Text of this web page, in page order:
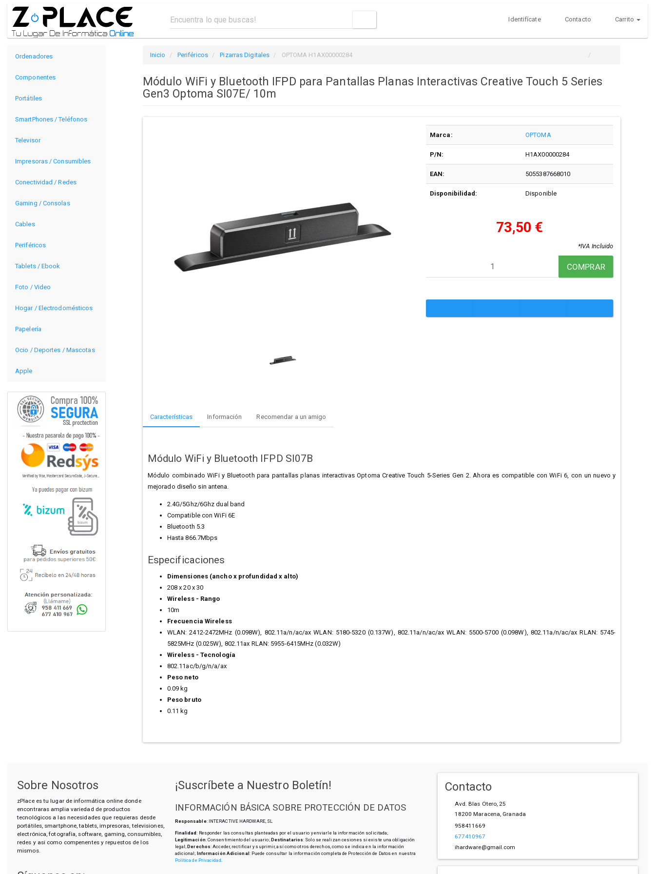
Identifícate Contacto Carrito
Ordenadores
Componentes
Portátiles
SmartPhones / Teléfonos
Televisor
Impresoras / Consumibles
Conectividad / Redes
Gaming / Consolas
Cables
Periféricos
Tablets / Ebook
Foto / Video
Hogar / Electrodomésticos
Papelería
Ocio / Deportes / Mascotas
Apple
Inicio Periféricos Pizarras Digitales OPTOMA H1AX00000284
Módulo WiFi y Bluetooth IFPD para Pantallas Planas Interactivas Creative Touch 5 Series
Gen3 Optoma SI07E/ 10m
Marca: OPTOMA
P/N: H1AX00000284
EAN: 5055387668010
Disponibilidad: Disponible
73,50 €
*IVA Incluido
COMPRAR
Características Información Recomendar a un amigo
Módulo WiFi y Bluetooth IFPD SI07B
Módulo combinado WiFi y Bluetooth para pantallas planas interactivas Optoma Creative Touch 5-Series Gen 2. Ahora es compatible con WiFi 6, con un nuevo y
mejorado diseño sin antena.
2.4G/5Ghz/6Ghz dual band
Compatible con WiFi 6E
Bluetooth 5.3
Hasta 866.7Mbps
Especificaciones
Dimensiones (ancho x profundidad x alto)
208 x 20 x 30
Wireless - Rango
10m
Frecuencia Wireless
WLAN: 2412-2472MHz (0.098W), 802.11a/n/ac/ax WLAN: 5180-5320 (0.137W), 802.11a/n/ac/ax WLAN: 5500-5700 (0.098W), 802.11a/n/ac/ax RLAN: 5745-
5825MHz (0.025W), 802.11ax RLAN: 5955-6415MHz (0.032W)
Wireless - Tecnología
802.11ac/b/g/n/a/ax
Peso neto
0.09 kg
Peso bruto
0.11 kg
Sobre Nosotros
zPlace es tu lugar de informática online donde
encontraras amplia variedad de productos
tecnológicos a las necesidades que requieras desde
portátiles, smartphone, tablets, impresoras, televisiones,
electrónica, fotografía, software, gaming, consumibles,
redes y asi como compenentes y repuestos de los
mismos.
¡Suscríbete a Nuestro Boletín!
INFORMACIÓN BÁSICA SOBRE PROTECCIÓN DE DATOS
Responsable: INTERACTIVE HARDWARE, SL
Finalidad: Responder las consultas planteadas por el usuario y enviarle la información solicitada;
Legitimación: Consentimiento del usuario;Destinatarios: Solo se realizan cesiones si existe una obligación
legal;Derechos: Acceder, rectificar y suprimir, así como otros derechos, como se indica en la información
adicional; Información Adicional: Puede consultar la información completa de Protección de Datos en nuestra
Política de Privacidad
Contacto
Avd. Blas Otero, 25
18200 Maracena, Granada
958411669
677410967
ihardware@gmail.com